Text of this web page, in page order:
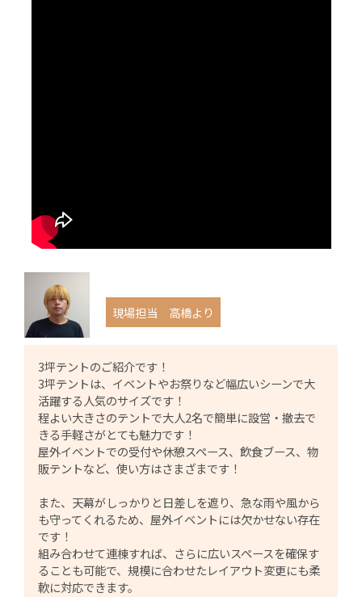
現場担当 高橋より
3坪テントのご紹介です！
3坪テントは、イベントやお祭りなど幅広いシーンで大
活躍する人気のサイズです！
程よい大きさのテントで大人2名で簡単に設営・撤去で
きる手軽さがとても魅力です！
屋外イベントでの受付や休憩スペース、飲食ブース、物
販テントなど、使い方はさまざまです！
また、天幕がしっかりと日差しを遮り、急な雨や風から
も守ってくれるため、屋外イベントには欠かせない存在
です！
組み合わせて連棟すれば、さらに広いスペースを確保す
ることも可能で、規模に合わせたレイアウト変更にも柔
軟に対応できます。